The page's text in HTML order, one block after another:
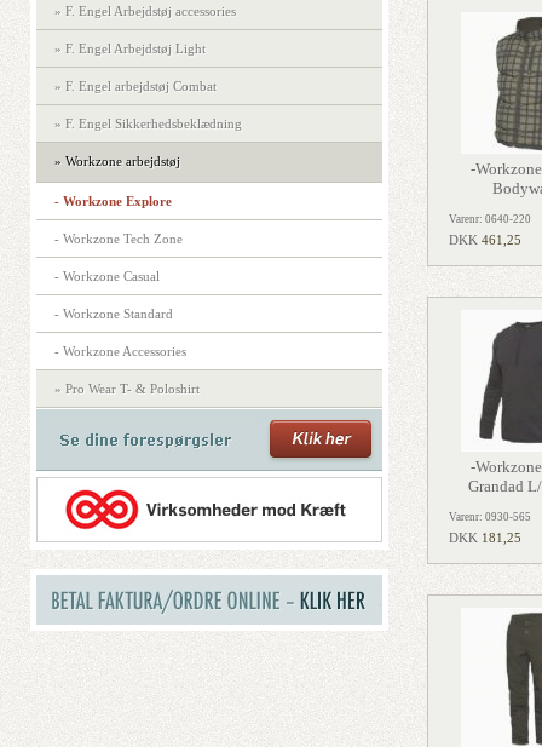
» F. Engel Arbejdstøj accessories
» F. Engel Arbejdstøj Light
» F. Engel arbejdstøj Combat
» F. Engel Sikkerhedsbeklædning
» Workzone arbejdstøj
- Workzone Explore
- Workzone Tech Zone
- Workzone Casual
- Workzone Standard
- Workzone Accessories
» Pro Wear T- & Poloshirt
-
DKK 461,25
Varenr: 0640-220
-
Grandad
DKK 181,25
Varenr: 0930-565